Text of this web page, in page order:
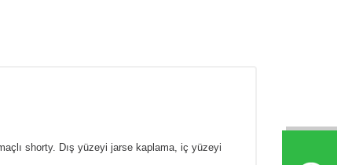
shorty. Dış yüzeyi jarse kaplama, iç yüzeyi